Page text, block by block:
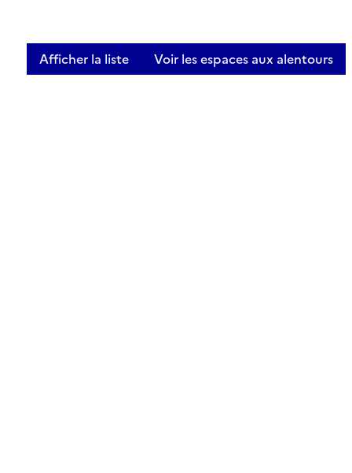
Afficher la liste Voir les espaces aux alentours